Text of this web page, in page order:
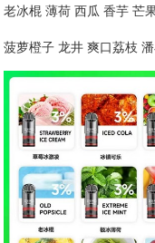
老冰棍 薄荷 西瓜 香芋 芒
菠萝橙子 龙井 爽口荔枝